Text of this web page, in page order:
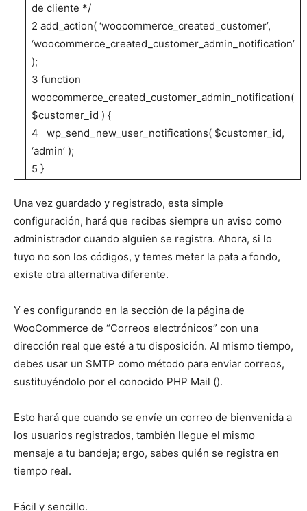
de cliente */
2 add_action( ‘woocommerce_created_customer’,
‘woocommerce_created_customer_admin_notification’
);
3 function
woocommerce_created_customer_admin_notification(
$customer_id ) {
4 wp_send_new_user_notifications( $customer_id,
‘admin’ );
5 }
Una vez guardado y registrado, esta simple
configuración, hará que recibas siempre un aviso como
administrador cuando alguien se registra. Ahora, si lo
tuyo no son los códigos, y temes meter la pata a fondo,
existe otra alternativa diferente.
Y es configurando en la sección de la página de
WooCommerce de “Correos electrónicos” con una
dirección real que esté a tu disposición. Al mismo tiempo,
debes usar un SMTP como método para enviar correos,
sustituyéndolo por el conocido PHP Mail ().
Esto hará que cuando se envíe un correo de bienvenida a
los usuarios registrados, también llegue el mismo
mensaje a tu bandeja; ergo, sabes quién se registra en
tiempo real.
Fácil y sencillo.